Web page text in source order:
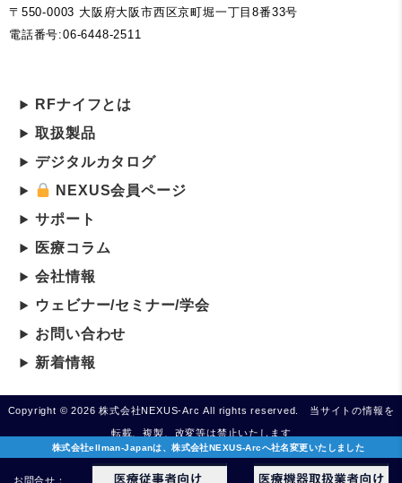
〒550-0003 大阪府大阪市西区京町堀一丁目8番33号
電話番号:06-6448-2511
RFナイフとは
取扱製品
デジタルカタログ
NEXUS会員ページ
サポート
医療コラム
会社情報
ウェビナー/セミナー/学会
お問い合わせ
新着情報
Copyright © 2026 株式会社NEXUS-Arc All rights reserved. 当サイトの情報を
転載、複製、改変等は禁止いたします
株式会社ellman-Japanは、株式会社NEXUS-Arcへ社名変更いたしました
お問合せ：